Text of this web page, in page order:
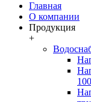
Главная
О компании
Продукция
+